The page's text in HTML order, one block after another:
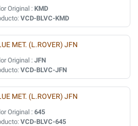
Original : KMD
VCD-BLVC-KMD
MET. (L.ROVER) JFN
Original :JFN
VCD-BLVC-JFN
MET. (L.ROVER) JFN
Original :645
VCD-BLVC-645